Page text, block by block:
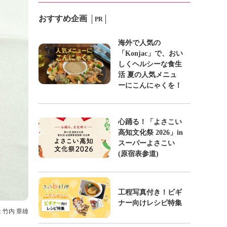
竹内 章雄
おすすめ企画 PR
海外で人気の
「Konjac」で、おい
しくヘルシーな食生
活 夏の人気メニュ
ーにこんにゃくを！
心踊る！「よさこい
高知文化祭 2026」in
スーパーよさこい
(原宿表参道)
工程写真付き！ビギ
ナー向けレシピ特集